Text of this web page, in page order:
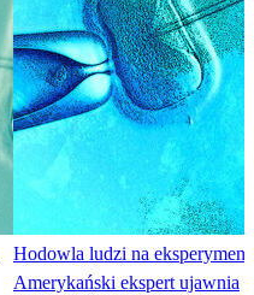
Hodowla ludzi na
Amerykański ekspert ujawnia